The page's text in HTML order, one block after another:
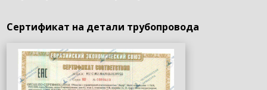
Сертификат на детали трубопровода